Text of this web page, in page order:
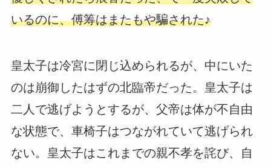
いるのに、傅筹はまたもや騙された♪
皇太子は冷宮に閉じ込められるが、中にいた
のは崩御したはずの北臨帝だった。皇太子は
二人で逃げようとするが、父帝は体が不自由
な状態で、車椅子はつながれていて逃げられ
ない。皇太子はこれまでの親不孝を詫び、自